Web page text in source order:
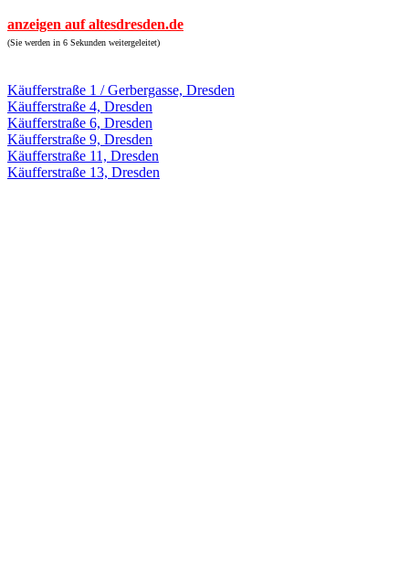
anzeigen auf altesdresden.de
(Sie werden in 6 Sekunden weitergeleitet)
Käufferstraße 1 / Gerbergasse, Dresden
Käufferstraße 4, Dresden
Käufferstraße 6, Dresden
Käufferstraße 9, Dresden
Käufferstraße 11, Dresden
Käufferstraße 13, Dresden